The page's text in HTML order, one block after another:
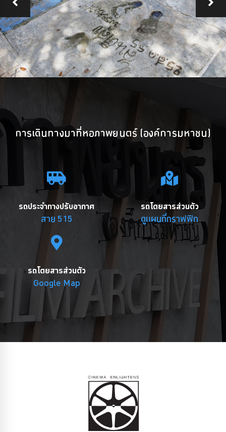
การเดินทางมาที่หอภาพยนตร์ (องค์การมหาชน)
รถประจำทางปรับอากาศ
สาย 515
รถโดยสารส่วนตัว
ดูแผนที่กราฟฟิก
รถโดยสารส่วนตัว
Google Map